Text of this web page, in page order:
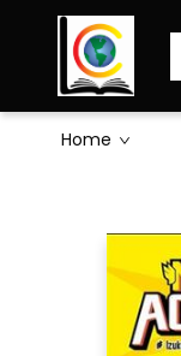
Home
Sciences
Activités &
Enseignants
Littérature
À Propos de